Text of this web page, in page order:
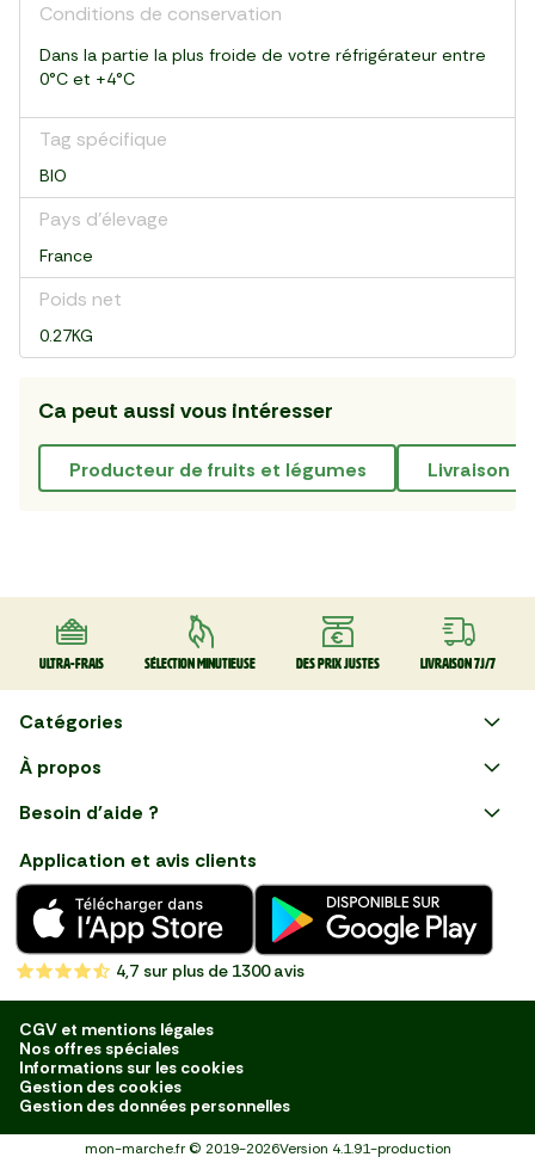
Conditions de conservation
Dans la partie la plus froide de votre réfrigérateur entre
0°C et +4°C
Tag spécifique
BIO
Pays d’élevage
France
Poids net
0.27KG
Ca peut aussi vous intéresser
producteur de fruits et légumes livraison
Ultra-frais Sélection minutieuse Des prix justes Livraison 7J/7
Catégories
Faire ses courses en ligne
Nouveautés
Fruits
Légumes
Boucherie
Charcuterie
Poissonnerie
Fromagerie
Crèmerie
À propos
et savoir-faire français en
choisissant notre service de
livraison de produits frais et
de qualité, livrés directement
chez vous. Une expérience
de courses en ligne pensée
pour vous.
Besoin d'aide ?
Application et avis clients
4,7 sur plus de 1300 avis
CGV et mentions légales
Nos offres spéciales
Informations sur les cookies
Gestion des cookies
Gestion des données personnelles
mon-marche.fr© 2019-2026Version 4.1.91-production